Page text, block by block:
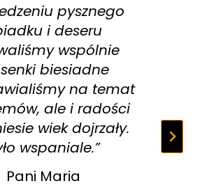
pysznego
i deseru
wspólnie
biesiadne
na temat
ale i radości
wiek dojrzały.
wspaniale.”
Pani Maria